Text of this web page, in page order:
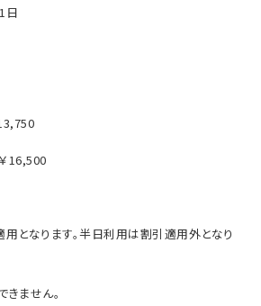
日
16,500
となります。半日利用は割引適用外となり
ません。